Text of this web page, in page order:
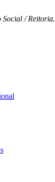
/ Reitoria.